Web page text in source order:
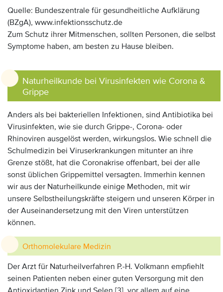
Quelle: Bundeszentrale für gesundheitliche Aufklärung
(BZgA), www.infektionsschutz.de
Zum Schutz ihrer Mitmenschen, sollten Personen, die selbst
Symptome haben, am besten zu Hause bleiben.
Naturheilkunde bei Virusinfekten wie Corona &
Grippe
Anders als bei bakteriellen Infektionen, sind Antibiotika bei
Virusinfekten, wie sie durch Grippe-, Corona- oder
Rhinoviren ausgelöst werden, wirkungslos. Wie schnell die
Schulmedizin bei Viruserkrankungen mitunter an ihre
Grenze stößt, hat die Coronakrise offenbart, bei der alle
sonst üblichen Grippemittel versagten. Immerhin kennen
wir aus der Naturheilkunde einige Methoden, mit wir
unsere Selbstheilungskräfte steigern und unseren Körper in
der Auseinandersetzung mit den Viren unterstützen
können.
Orthomolekulare Medizin
Der Arzt für Naturheilverfahren P.-H. Volkmann empfiehlt
seinen Patienten neben einer guten Versorgung mit den